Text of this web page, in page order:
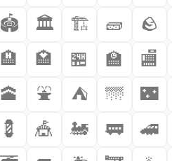
🏟️ 🏛️ 🏗️ 🧱 🪨
🏨 🏩 🏪 🏫 🏬
🕋 ⛲ ⛺ 🌁 🌃
💈 🎪 🚂 🚃 🚄